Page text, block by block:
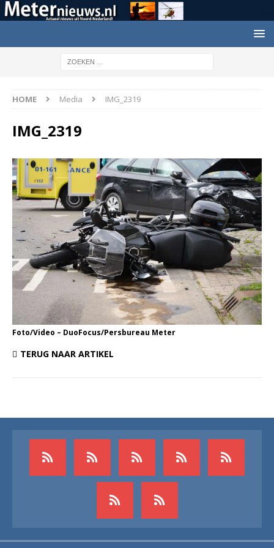
HOME Media IMG_2319
IMG_2319
Foto/Video – DuoFocus/Persbureau Meter
TERUG NAAR ARTIKEL